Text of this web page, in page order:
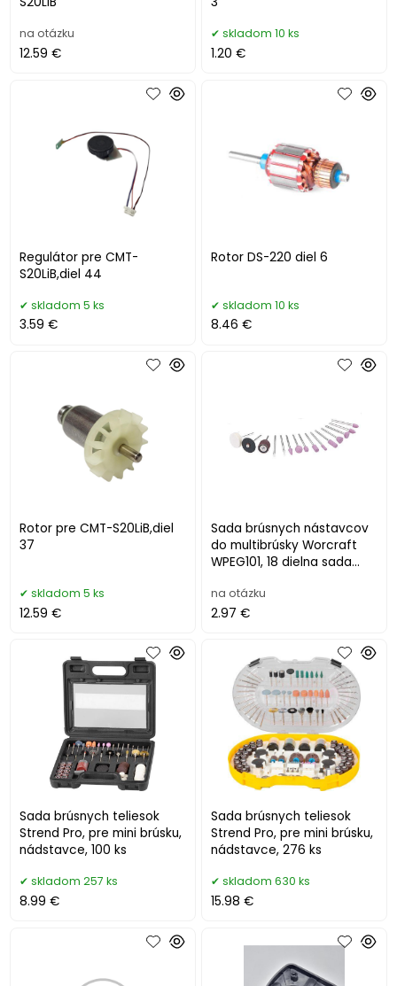
na otázku
12.59 €
skladom 10 ks
1.20 €
Regulátor pre CMT-
S20LiB,diel 44
skladom 5 ks
3.59 €
Rotor DS-220 diel 6
skladom 10 ks
8.46 €
Rotor pre CMT-S20LiB,diel
37
skladom 5 ks
12.59 €
Sada brúsnych nástavcov
do multibrúsky Worcraft
WPEG101, 18 dielna sada
na otázku
2.97 €
Sada brúsnych teliesok
Strend Pro, pre mini brúsku,
nádstavce, 100 ks
skladom 257 ks
8.99 €
Sada brúsnych teliesok
Strend Pro, pre mini brúsku,
nádstavce, 276 ks
skladom 630 ks
15.98 €